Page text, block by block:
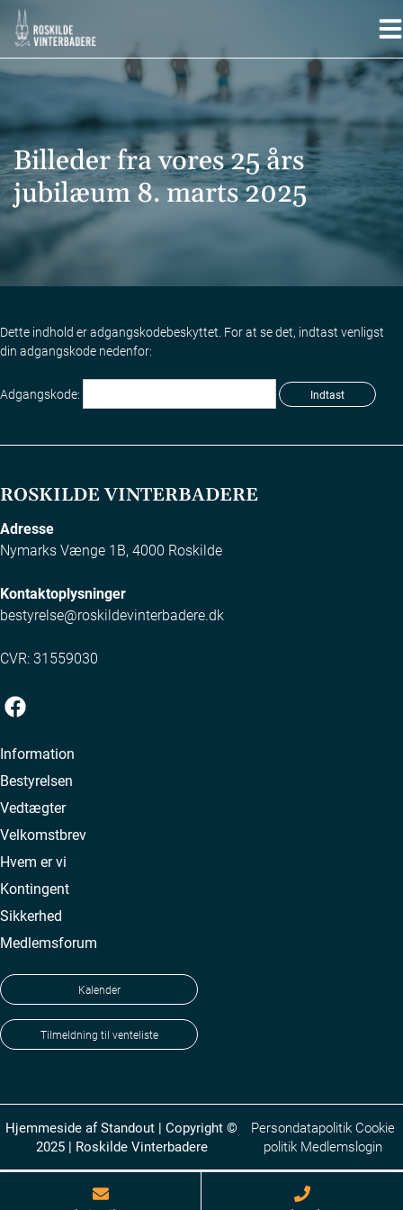
Hop
indholdet
Billeder fra vores 25 års
jubilæum 8. marts 2025
Dette indhold er adgangskodebeskyttet. For at se det, indtast venligst
din adgangskode nedenfor:
Adgangskode:
ROSKILDE VINTERBADERE
Adresse
Nymarks Vænge 1B, 4000 Roskilde
Kontaktoplysninger
bestyrelse@roskildevinterbadere.dk
CVR: 31559030
Information
Bestyrelsen
Vedtægter
Velkomstbrev
Hvem er vi
Kontingent
Sikkerhed
Medlemsforum
Kalender
Tilmeldning til venteliste
Hjemmeside afStandout | Copyright ©
2025 | Roskilde Vinterbadere
Persondatapolitik Cookie
politik Medlemslogin